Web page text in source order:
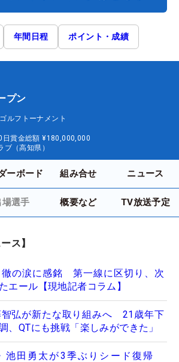
年間日程 ポイント・成績
プン
ルフトーナメント
日賞金総額 ¥180,000,000
（高知県）
ーボード 組み合せ ニュース
場選手 概要など TV放送予定
ス】
徹の涙に感銘 第一線に区切り、次
エール【現地記者コラム】
智弘が新たな取り組みへ 21歳年下
、QTにも挑戦「楽しみができた」
池田勇太が3季ぶりシード復帰